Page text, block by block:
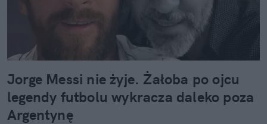
Jorge Messi nie żyje. Żałoba po ojcu
legendy futbolu wykracza daleko poza
Argentynę